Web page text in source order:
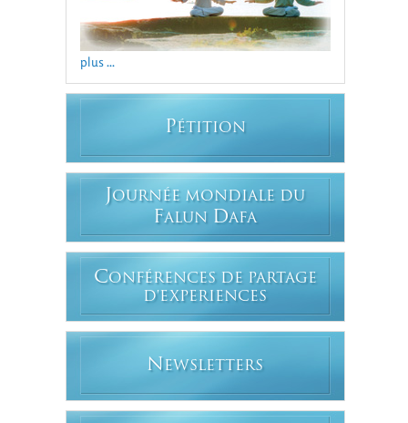
plus ...
PÉTITION
JOURNÉE MONDIALE DU
FALUN DAFA
CONFÉRENCES DE PARTAGE
D'EXPERIENCES
N EWSLETTERS